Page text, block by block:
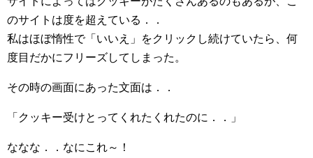
のサイトは度を超えている．．
私はほぼ惰性で「いいえ」をクリックし続けていたら、何
度目だかにフリーズしてしまった。
その時の画面にあった文面は．．
「クッキー受けとってくれたくれたのに．．」
ななな．．なにこれ～！